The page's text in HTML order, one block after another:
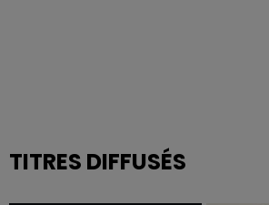
TITRES DIFFUSÉS